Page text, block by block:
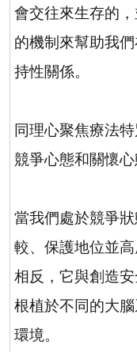
會交往來生存的
的機制來幫助我
持性關係。
同理心聚焦療法
競爭心態和關懷心
當我們處於競爭
較、保護地位並
相反，它與創造
根植於不同的大
環境。